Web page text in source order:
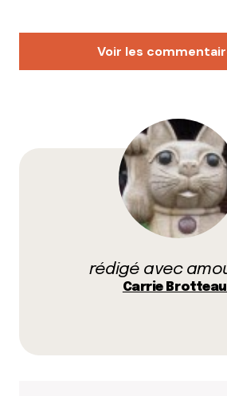
Voir les
Après quelques dizaines de
peux qu’abonder dans le sens de
c’est la pizzeria nouvelle
les codes pour proposer des
bon ! Mais que l’on ne se
les pizzas « traditionnelles », le
parfaitement maîtrisé. Leur pâte
garnitures sont généreuses. A
bien au dessus de certaines
CityCrunch, je mettrais même un
rédigé avec
Carrie